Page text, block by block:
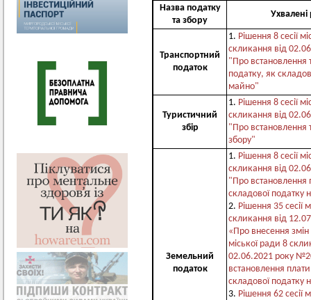
Назва податку
та збору
Транспортний
податок
1. Рішення 8 сесії
скликання від
"Про встановлення
податку, як
майно"
Туристичний
збір
1. Рішення 8 сесії
скликання від
"Про встановлення
збору"
Земельний
податок
1. Рішення 8 сесії
скликання від
"Про встановлення
складової податку
2. Рішення 35 сесії
скликання від
«Про внесення змін
міської ради 8
02.06.2021 року
встановлення
складової податку
3. Рішення 62 сесії